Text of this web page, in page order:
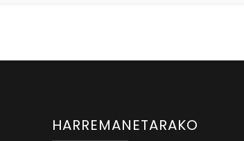
HARREMANETARAKO